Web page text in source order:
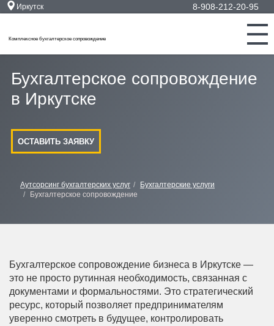
Иркутск 8-908-212-20-95
Комплексное бухгалтерское сопровождение
Бухгалтерское сопровождение
в Иркутске
ОСТАВИТЬ ЗАЯВКУ
Аутсорсинг бухгалтерских услуг
Бухгалтерские услуги
Бухгалтерское сопровождение
Бухгалтерское сопровождение бизнеса в Иркутске —
это не просто рутинная необходимость, связанная с
документами и формальностями. Это стратегический
ресурс, который позволяет предпринимателям
уверенно смотреть в будущее, контролировать